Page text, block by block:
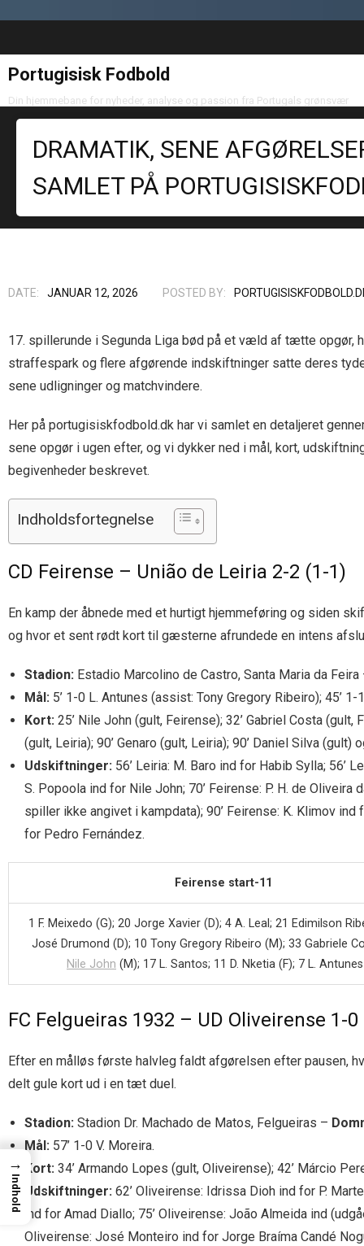
Portugisisk Fodbold
Din hjemmebane for nyheder, analyse og passion fra Portugals grønsvær
DRAMATIK, SENE
SAMLET PÅ
DATE: JANUAR 12, 2026 POSTED BY:
17. spillerunde i Segunda Liga bød på et væld af tætte opgør,
straffespark og flere afgørende indskiftninger satte deres
sene udligninger og matchvindere.
Her på portugisiskfodbold.dk har vi samlet en detaljeret
sene opgør i ugen efter, og vi dykker ned i mål, kort,
begivenheder beskrevet.
Indholdsfortegnelse
CD Feirense – União de Leiria 2-2 (1-1)
En kamp der åbnede med et hurtigt hjemmeføring og siden
og hvor et sent rødt kort til gæsterne afrundede en intens
Stadion: Estadio Marcolino de Castro, Santa Maria da
Mål: 5’ 1-0 L. Antunes (assist: Tony Gregory Ribeiro); 45’
Kort: 25’ Nile John (gult, Feirense); 32’ Gabriel Costa (gult,
(gult, Leiria); 90’ Genaro (gult, Leiria); 90’ Daniel Silva (gult)
Udskiftninger: 56’ Leiria: M. Baro ind for Habib Sylla; 56’
S. Popoola ind for Nile John; 70’ Feirense: P. H. de Oliveira
spiller ikke angivet i kampdata); 90’ Feirense: K. Klimov ind
for Pedro Fernández.
Feirense start-11
1 F. Meixedo (G); 20 Jorge Xavier (D); 4 A. Leal; 21 Edimilson
José Drumond (D); 10 Tony Gregory Ribeiro (M); 33 Gabriele
Nile John (M); 17 L. Santos; 11 D. Nketia (F); 7 L.
FC Felgueiras 1932 – UD Oliveirense 1-0
Efter en målløs første halvleg faldt afgørelsen efter pausen,
delt gule kort ud i en tæt duel.
Stadion: Stadion Dr. Machado de Matos, Felgueiras –
Mål: 57’ 1-0 V. Moreira.
Kort: 34’ Armando Lopes (gult, Oliveirense); 42’ Márcio
Udskiftninger: 62’ Oliveirense: Idrissa Dioh ind for P.
ind for Amad Diallo; 75’ Oliveirense: João Almeida ind
Oliveirense: José Monteiro ind for Jorge Braíma Candé
→
Indhold